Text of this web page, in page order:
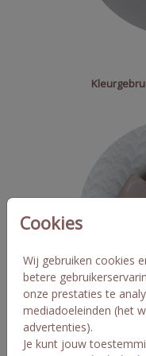
Cookies
Wij gebruiken cookies
betere
onze prestaties te
mediadoeleinden (het
advertenties).
Je kunt jouw